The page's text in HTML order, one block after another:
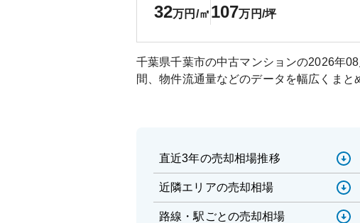
32万円/㎡ 107万円/坪
千葉県千葉市の中古マンションの2026年08
間、物件流通量などのデータを幅広くまと
直近3年の売却相場推移
近隣エリアの売却相場
路線・駅ごとの売却相場